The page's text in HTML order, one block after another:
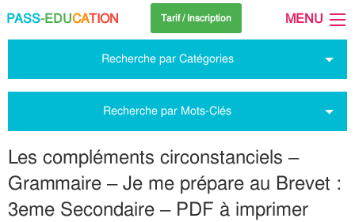
PASS-EDUCATION Tarif / Inscription MENU
Recherche par Catégories
Recherche par Mots-Clés
Les compléments circonstanciels –
Grammaire – Je me prépare au Brevet :
3eme Secondaire – PDF à imprimer